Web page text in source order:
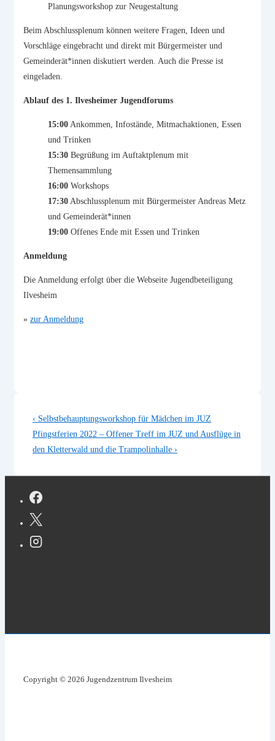
Planungsworkshop zur Neugestaltung
Beim Abschlussplenum können weitere Fragen, Ideen und
Vorschläge eingebracht und direkt mit Bürgermeister und
Gemeinderät*innen diskutiert werden. Auch die Presse ist
eingeladen.
Ablauf des 1. Ilvesheimer Jugendforums
15:00 Ankommen, Infostände, Mitmachaktionen, Essen
und Trinken
15:30 Begrüßung im Auftaktplenum mit
Themensammlung
16:00 Workshops
17:30 Abschlussplenum mit Bürgermeister Andreas Metz
und Gemeinderät*innen
19:00 Offenes Ende mit Essen und Trinken
Anmeldung
Die Anmeldung erfolgt über die Webseite Jugendbeteiligung
Ilvesheim
» zur Anmeldung
Beitragsnavigation
Vorheriger
Beitrag
ist
‹ Selbstbehauptungsworkshop für Mädchen im JUZ
Nächster
Beitrag
Pfingstferien 2022 – Offener Treff im JUZ und Ausflüge in
den Kletterwald und die Trampolinhalle ›
Copyright © 2026 Jugendzentrum Ilvesheim